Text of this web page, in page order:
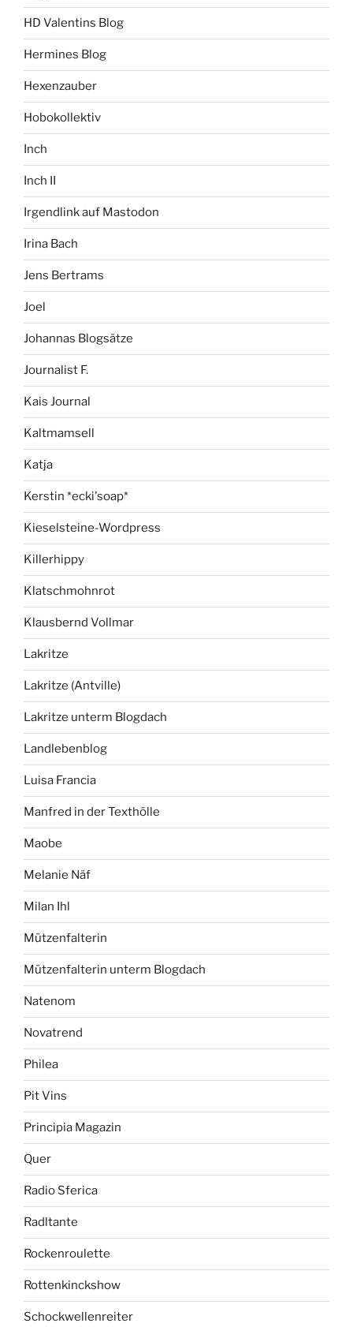
HD Valentins Blog
Hermines Blog
Hexenzauber
Hobokollektiv
Inch
Inch II
Irgendlink auf Mastodon
Irina Bach
Jens Bertrams
Joel
Johannas Blogsätze
Journalist F.
Kais Journal
Kaltmamsell
Katja
Kerstin *ecki'soap*
Kieselsteine-Wordpress
Killerhippy
Klatschmohnrot
Klausbernd Vollmar
Lakritze
Lakritze (Antville)
Lakritze unterm Blogdach
Landlebenblog
Luisa Francia
Manfred in der Texthölle
Maobe
Melanie Näf
Milan Ihl
Mützenfalterin
Mützenfalterin unterm Blogdach
Natenom
Novatrend
Philea
Pit Vins
Principia Magazin
Quer
Radio Sferica
Radltante
Rockenroulette
Rottenkinckshow
Schockwellenreiter